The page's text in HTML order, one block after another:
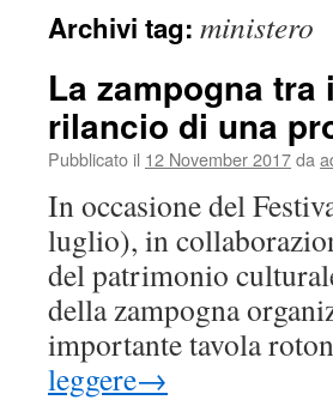
Archivi tag: ministero
La zampogna
rilancio di una
Pubblicato il 12 November 2017da
In occasione del
luglio), in
del patrimonio
della zampogna
importante tavola
leggere→